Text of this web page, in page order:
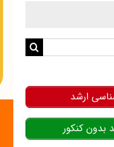
ارشد
بدون کنکور